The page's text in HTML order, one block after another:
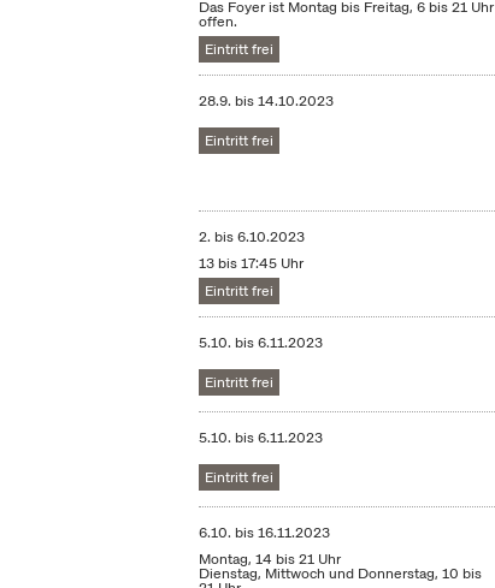
Das Foyer ist Montag bis Freitag, 6 bis 21 Uhr
offen.
Eintritt frei
28.9. bis14.10.2023
Eintritt frei
2. bis6.10.2023
13 bis 17:45 Uhr
Eintritt frei
5.10. bis6.11.2023
Eintritt frei
5.10. bis6.11.2023
Eintritt frei
6.10. bis16.11.2023
Montag, 14 bis 21 Uhr
Dienstag, Mittwoch und Donnerstag, 10 bis